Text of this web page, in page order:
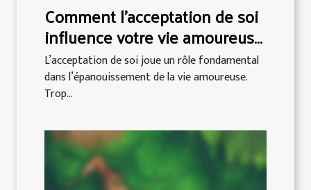
Comment l'acceptation de soi
influence votre vie amoureuse
?
L’acceptation de soi joue un rôle fondamental
dans l’épanouissement de la vie amoureuse.
Trop...